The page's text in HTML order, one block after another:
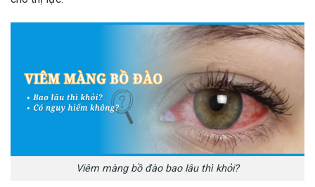
Viêm màng bồ đào bao lâu thì khỏi?